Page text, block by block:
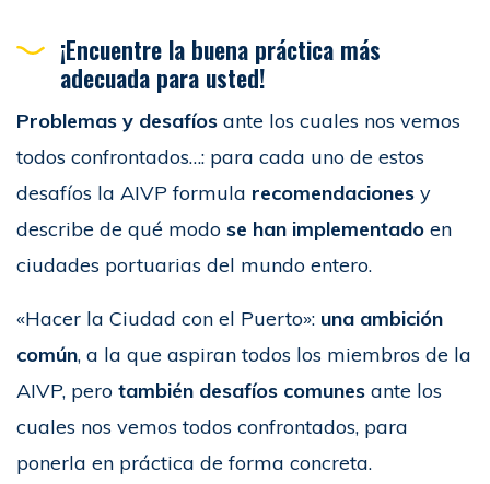
¡Encuentre la buena práctica más
adecuada para usted!
Problemas y desafíos ante los cuales nos vemos
todos confrontados…: para cada uno de estos
desafíos la AIVP formula recomendaciones y
describe de qué modo se han implementado en
ciudades portuarias del mundo entero.
«Hacer la Ciudad con el Puerto»: una ambición
común, a la que aspiran todos los miembros de la
AIVP, pero también desafíos comunes ante los
cuales nos vemos todos confrontados, para
ponerla en práctica de forma concreta.